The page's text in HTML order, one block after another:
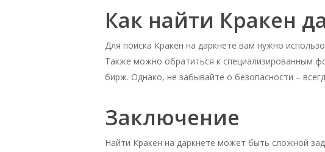
Как найти Кракен
Для поиска Кракен на даркнете вам нужно
Также можно обратиться к специализированным
бирж. Однако, не забывайте о безопасности –
Заключение
Найти Кракен на даркнете может быть сложной